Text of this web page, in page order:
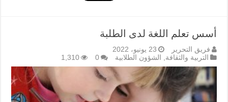
أسس تعلم اللغة لدى الطلبة
فريق التحرير
23 يونيو، 2022
التربية والثقافة
الشؤون الطلابية 0
1,310